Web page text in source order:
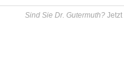
Sind Sie Dr. Gutermuth? Jetzt